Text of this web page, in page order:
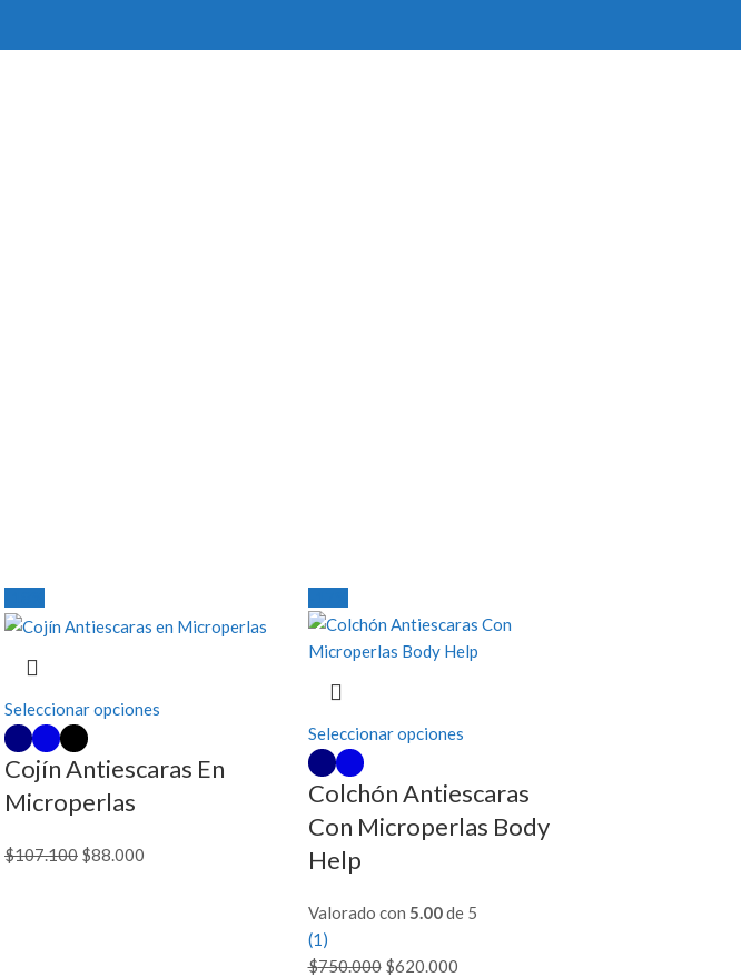
Seleccionar opciones
tiene
Cojín Antiescaras En
Microperlas
$107.100 El
$88.000
Seleccionar opciones
tiene
variantes.
se
Colchón Antiescaras
Con Microperlas Body
Help
Valorado con 5.00de 5
(1)
$750.000 El
$620.000